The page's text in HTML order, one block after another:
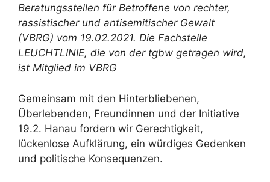
Beratungsstellen für Betroffene von rechter,
rassistischer und antisemitischer Gewalt
(VBRG) vom 19.02.2021. Die Fachstelle
LEUCHTLINIE, die von der tgbw getragen wird,
ist Mitglied im VBRG
Gemeinsam mit den Hinterbliebenen,
Überlebenden, Freundinnen und der Initiative
19.2. Hanau fordern wir Gerechtigkeit,
lückenlose Aufklärung, ein würdiges Gedenken
und politische Konsequenzen.